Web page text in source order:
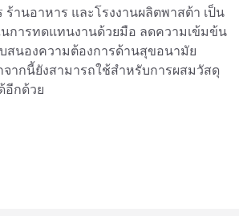
ร้านอาหาร และโรงงานผลิตพาสต้า เป็น
การทดแทนงานด้วยมือ ลดความเข้มข้น
สนองความต้องการด้านสุขอนามัย
ากนี้ยังสามารถใช้สำหรับการผสมวัสดุ
อีกด้วย